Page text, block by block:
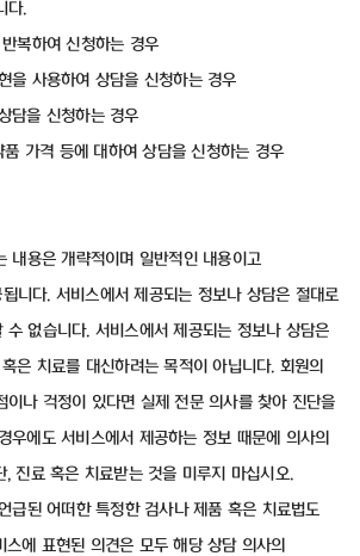
다.
복하여 신청하는 경우
을 사용하여 상담을 신청하는 경우
담을 신청하는 경우
품 가격 등에 대하여 상담을 신청하는 경우
내용은 개략적이며 일반적인 내용이고
니다. 서비스에서 제공되는 정보나 상담은 절대로
수 없습니다. 서비스에서 제공되는 정보나 상담은
은 치료를 대신하려는 목적이 아닙니다. 회원의
이나 걱정이 있다면 실제 전문 의사를 찾아 진단을
우에도 서비스에서 제공하는 정보 때문에 의사의
, 진료 혹은 치료받는 것을 미루지 마십시오.
급된 어떠한 특정한 검사나 제품 혹은 치료법도
스에 표현된 의견은 모두 해당 상담 의사의